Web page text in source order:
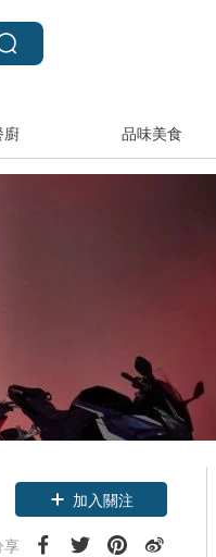
廚 品味美食
領優惠券
加入關注
享